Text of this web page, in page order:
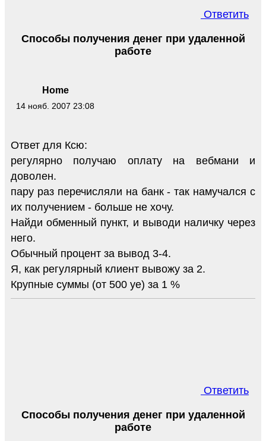
Ответить
Home
14 нояб. 2007 23:08
Способы получения денег при удаленной
работе
Ответ для Ксю:
регулярно получаю оплату на вебмани и
доволен.
пару раз перечисляли на банк - так намучался с
их получением - больше не хочу.
Найди обменный пункт, и выводи наличку через
него.
Обычный процент за вывод 3-4.
Я, как регулярный клиент вывожу за 2.
Крупные суммы (от 500 уе) за 1 %
Ответить
Способы получения денег при удаленной
работе